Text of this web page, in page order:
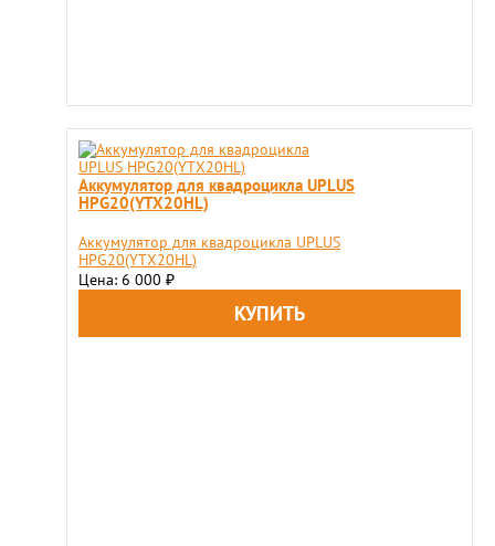
Aккумулятор для квадроцикла UPLUS
HPG20(YTX20HL)
Aккумулятор для квадроцикла UPLUS
HPG20(YTX20HL)
Цена: 6 000 ₽